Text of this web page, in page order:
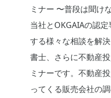
ミナー 〜普段は聞け
当社とOKGAIAの認
する様々な相談を解
書士、さらに不動産
ミナーです。不動産
ってくる販売会社の